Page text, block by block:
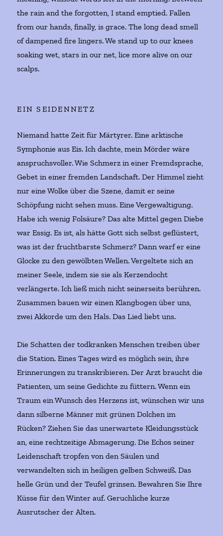
the rain and the forgotten, I stand emptied. Fallen
from our hands, finally, is grace. The long dead smell
of dampened fire lingers. We stand up to our knees
soaking wet, stars in our net, lice more alive on our
scalps.
EIN SEIDENNETZ
Niemand hatte Zeit für Märtyrer. Eine arktische
Symphonie aus Eis. Ich dachte, mein Mörder wäre
anspruchsvoller. Wie Schmerz in einer Fremdsprache,
Gebet in einer fremden Landschaft. Der Himmel zieht
nur eine Wolke über die Szene, damit er seine
Schöpfung nicht sehen muss. Eine Vergewaltigung.
Habe ich wenig Folsäure? Das alte Mittel gegen Diebe
war Essig. Es ist, als hätte Gott sich selbst geflüstert,
was ist der fruchtbarste Schmerz? Dann warf er eine
Glocke zu den gewölbten Wellen. Vergeltete sich an
meiner Seele, indem sie sie als Kerzendocht
verlängerte. Ich ließ mich nicht seinerseits berühren.
Zusammen bauen wir einen Klangbogen über uns,
zwei Akkorde um den Hals. Das Lied liebt uns.
Die Schatten der todkranken Menschen treiben über
die Station. Eines Tages wird es möglich sein, ihre
Erinnerungen zu transkribieren. Der Arzt braucht die
Patienten, um seine Gedichte zu füttern. Wenn ein
Traum ein Wunsch des Herzens ist, wünschen wir uns
dann silberne Männer mit grünen Dolchen im
Rücken? Ziehen Sie das unerwartete Kleidungsstück
an, eine rechtzeitige Abmagerung. Die Echos seiner
Leidenschaft tropfen von den Säulen und
verwandelten sich in heiligen gelben Schweiß. Das
helle Grün und der Teufel grinsen. Bewahren Sie Ihre
Küsse für den Winter auf. Geruchliche kurze
Ausrutscher der Alten.